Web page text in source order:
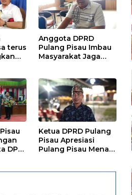
terus
Anggota DPRD
Pulang Pisau Imbau
Masyarakat Jaga
Nino Gozila
DPD
Ketua DPRD Pulang
Pisau Apresiasi
Pulang Pisau Menari